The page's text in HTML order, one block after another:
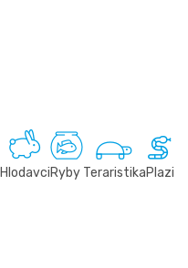
HlodavciRyby TeraristikaPlazi